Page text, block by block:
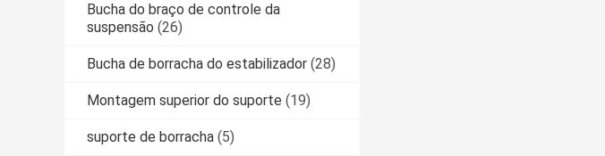
Bucha do braço de controle da
suspensão (26)
Bucha de borracha do estabilizador (28)
Montagem superior do suporte (19)
suporte de borracha (5)